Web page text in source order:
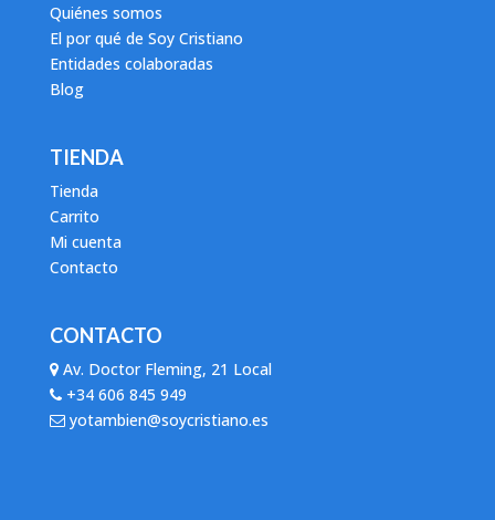
Quiénes somos
El por qué de Soy Cristiano
Entidades colaboradas
Blog
TIENDA
Tienda
Carrito
Mi cuenta
Contacto
CONTACTO
Av. Doctor Fleming, 21 Local
+34 606 845 949
yotambien@soycristiano.es